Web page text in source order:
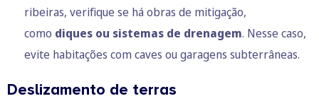
ribeiras, verifique se há obras de mitigação,
como diques ou sistemas de drenagem. Nesse caso,
evite habitações com caves ou garagens subterrâneas.
Deslizamento de terras